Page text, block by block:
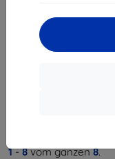
1-8vom ganzen8.